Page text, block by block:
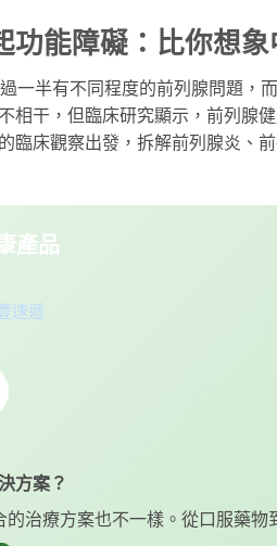
功能障礙：比你想
一半有不同程度的前列腺問題，
相干，但臨床研究顯示，前列腺
臨床觀察出發，拆解前列腺炎、
產品
速遞
方案？
治療方案也不一樣。從口服藥物